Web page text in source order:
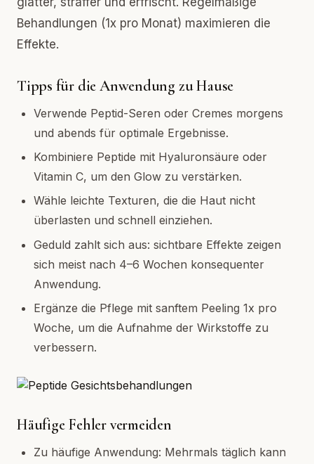
Behandlungen (1x pro Monat) maximieren die
Effekte.
Tipps für die Anwendung zu Hause
Verwende Peptid-Seren oder Cremes morgens
und abends für optimale Ergebnisse.
Kombiniere Peptide mit Hyaluronsäure oder
Vitamin C, um den Glow zu verstärken.
Wähle leichte Texturen, die die Haut nicht
überlasten und schnell einziehen.
Geduld zahlt sich aus: sichtbare Effekte zeigen
sich meist nach 4–6 Wochen konsequenter
Anwendung.
Ergänze die Pflege mit sanftem Peeling 1x pro
Woche, um die Aufnahme der Wirkstoffe zu
verbessern.
Häufige Fehler vermeiden
Zu häufige Anwendung: Mehrmals täglich kann